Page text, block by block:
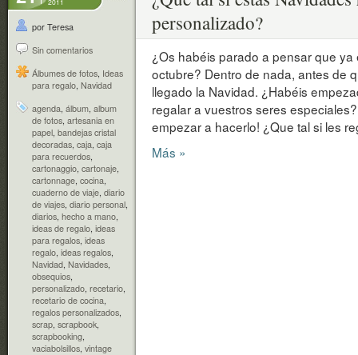
por Teresa
Sin comentarios
Álbumes de fotos, Ideas
para regalo, Navidad
agenda, álbum, album
de fotos, artesania en
papel, bandejas cristal
decoradas, caja, caja
para recuerdos,
cartonaggio, cartonaje,
cartonnage, cocina,
cuaderno de viaje, diario
de viajes, diario personal,
diarios, hecho a mano,
ideas de regalo, ideas
para regalos, ideas
regalo, ideas regalos,
Navidad, Navidades,
obsequios,
personalizado, recetario,
recetario de cocina,
regalos personalizados,
scrap, scrapbook,
scrapbooking,
vaciabolsillos, vintage
personalizado?
¿Os habéis parado a pensar que
octubre? Dentro de nada, antes de
llegado la Navidad. ¿Habéis
regalar a vuestros seres
empezar a hacerlo! ¿Que tal si les
Más »